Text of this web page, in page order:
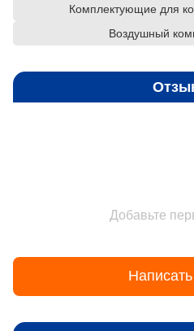
Комплектующие для
Воздушный
Добавьте